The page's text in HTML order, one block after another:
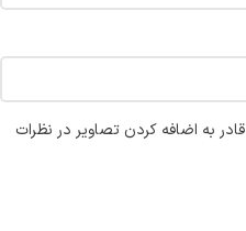
به اضافه کردن تصاویر در نظرات